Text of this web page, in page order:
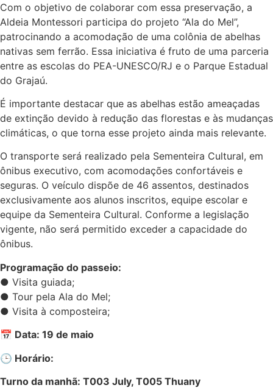
Com o objetivo de colaborar com essa preservação, a
Aldeia Montessori participa do projeto “Ala do Mel”,
patrocinando a acomodação de uma colônia de abelhas
nativas sem ferrão. Essa iniciativa é fruto de uma parceria
entre as escolas do PEA-UNESCO/RJ e o Parque Estadual
do Grajaú.
É importante destacar que as abelhas estão ameaçadas
de extinção devido à redução das florestas e às mudanças
climáticas, o que torna esse projeto ainda mais relevante.
O transporte será realizado pela Sementeira Cultural, em
ônibus executivo, com acomodações confortáveis e
seguras. O veículo dispõe de 46 assentos, destinados
exclusivamente aos alunos inscritos, equipe escolar e
equipe da Sementeira Cultural. Conforme a legislação
vigente, não será permitido exceder a capacidade do
ônibus.
Programação do passeio:
● Visita guiada;
● Tour pela Ala do Mel;
● Visita à composteira;
📅 Data: 19 de maio
🕒 Horário:
Turno da manhã: T003 July, T005 Thuany